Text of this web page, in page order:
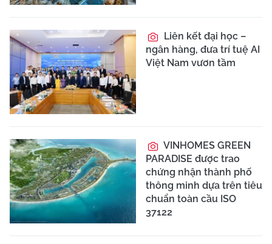
Liên kết đại học –
ngân hàng, đưa trí tuệ AI
Việt Nam vươn tầm
VINHOMES GREEN
PARADISE được trao
chứng nhận thành phố
thông minh dựa trên tiêu
chuẩn toàn cầu ISO
37122